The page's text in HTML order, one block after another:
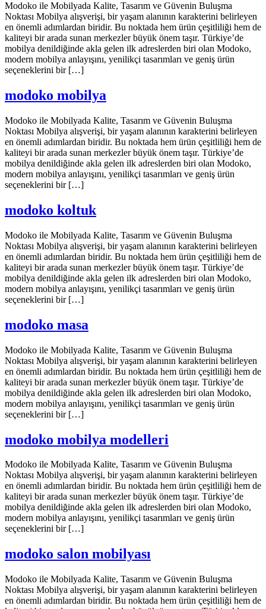
Modoko ile Mobilyada Kalite, Tasarım ve Güvenin Buluşma
Noktası Mobilya alışverişi, bir yaşam alanının karakterini belirleyen
en önemli adımlardan biridir. Bu noktada hem ürün çeşitliliği hem de
kaliteyi bir arada sunan merkezler büyük önem taşır. Türkiye’de
mobilya denildiğinde akla gelen ilk adreslerden biri olan Modoko,
modern mobilya anlayışını, yenilikçi tasarımları ve geniş ürün
seçeneklerini bir […]
modoko mobilya
Modoko ile Mobilyada Kalite, Tasarım ve Güvenin Buluşma
Noktası Mobilya alışverişi, bir yaşam alanının karakterini belirleyen
en önemli adımlardan biridir. Bu noktada hem ürün çeşitliliği hem de
kaliteyi bir arada sunan merkezler büyük önem taşır. Türkiye’de
mobilya denildiğinde akla gelen ilk adreslerden biri olan Modoko,
modern mobilya anlayışını, yenilikçi tasarımları ve geniş ürün
seçeneklerini bir […]
modoko koltuk
Modoko ile Mobilyada Kalite, Tasarım ve Güvenin Buluşma
Noktası Mobilya alışverişi, bir yaşam alanının karakterini belirleyen
en önemli adımlardan biridir. Bu noktada hem ürün çeşitliliği hem de
kaliteyi bir arada sunan merkezler büyük önem taşır. Türkiye’de
mobilya denildiğinde akla gelen ilk adreslerden biri olan Modoko,
modern mobilya anlayışını, yenilikçi tasarımları ve geniş ürün
seçeneklerini bir […]
modoko masa
Modoko ile Mobilyada Kalite, Tasarım ve Güvenin Buluşma
Noktası Mobilya alışverişi, bir yaşam alanının karakterini belirleyen
en önemli adımlardan biridir. Bu noktada hem ürün çeşitliliği hem de
kaliteyi bir arada sunan merkezler büyük önem taşır. Türkiye’de
mobilya denildiğinde akla gelen ilk adreslerden biri olan Modoko,
modern mobilya anlayışını, yenilikçi tasarımları ve geniş ürün
seçeneklerini bir […]
modoko mobilya modelleri
Modoko ile Mobilyada Kalite, Tasarım ve Güvenin Buluşma
Noktası Mobilya alışverişi, bir yaşam alanının karakterini belirleyen
en önemli adımlardan biridir. Bu noktada hem ürün çeşitliliği hem de
kaliteyi bir arada sunan merkezler büyük önem taşır. Türkiye’de
mobilya denildiğinde akla gelen ilk adreslerden biri olan Modoko,
modern mobilya anlayışını, yenilikçi tasarımları ve geniş ürün
seçeneklerini bir […]
modoko salon mobilyası
Modoko ile Mobilyada Kalite, Tasarım ve Güvenin Buluşma
Noktası Mobilya alışverişi, bir yaşam alanının karakterini belirleyen
en önemli adımlardan biridir. Bu noktada hem ürün çeşitliliği hem de